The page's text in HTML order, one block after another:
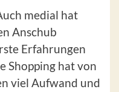
medial hat
Anschub
Erfahrungen
Shopping hat von
viel Aufwand und